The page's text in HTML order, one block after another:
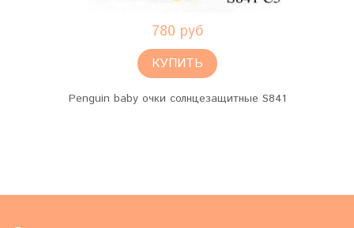
780 руб
КУПИТЬ
Penguin baby очки солнцезащитные S841